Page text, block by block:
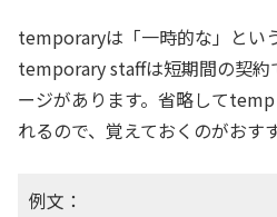
temporaryは「一時的な」とい
temporary staffは短期間の契約
ージがあります。省略して
れるので、覚えておくのがおす
例文：